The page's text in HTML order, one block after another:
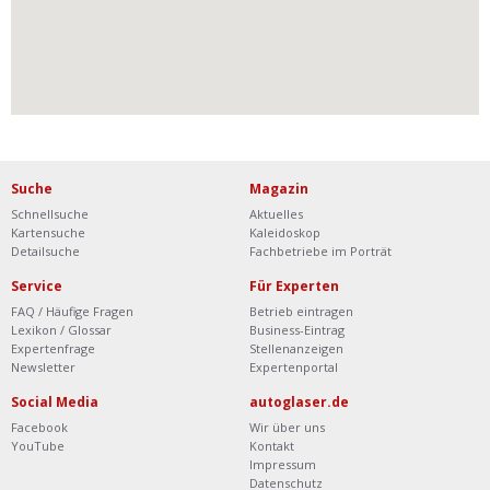
Suche
Schnellsuche
Kartensuche
Detailsuche
Magazin
Aktuelles
Kaleidoskop
Fachbetriebe im Porträt
Service
FAQ / Häufige Fragen
Lexikon / Glossar
Expertenfrage
Newsletter
Für Experten
Betrieb eintragen
Business-Eintrag
Stellenanzeigen
Expertenportal
Social Media
Facebook
YouTube
autoglaser.de
Wir über uns
Kontakt
Impressum
Datenschutz